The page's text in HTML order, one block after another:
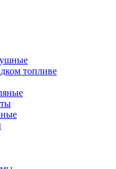
топливе